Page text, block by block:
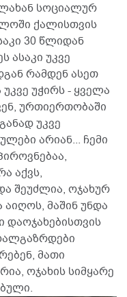
სოციალურ
ქალისთვის
30 წლიდან
ასაკი უკვე
რამდენ ასეთ
უჭირს - ყველა
ურთიერთობაში
უკვე
არიან... ჩემი
აქვს,
შეუძლია, ოჯახურ
მაშინ უნდა
დაოჯახებისთვის
მათი
ოჯახის სიმყარე